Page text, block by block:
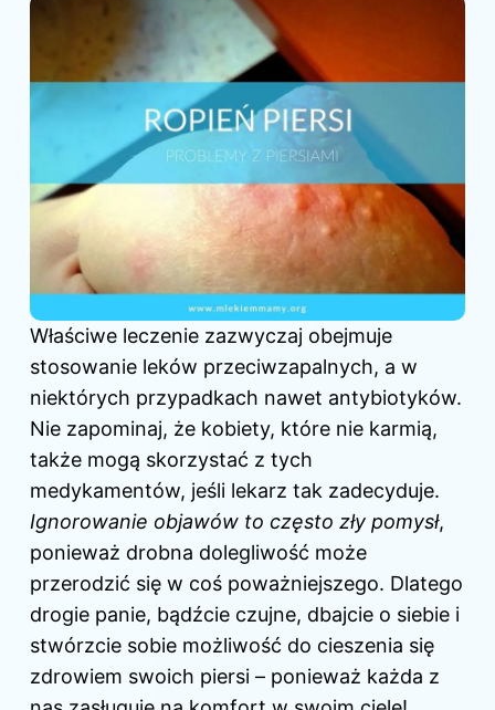
Właściwe leczenie zazwyczaj obejmuje
stosowanie leków przeciwzapalnych, a w
niektórych przypadkach nawet antybiotyków.
Nie zapominaj, że kobiety, które nie karmią,
także mogą skorzystać z tych
medykamentów, jeśli lekarz tak zadecyduje.
Ignorowanie objawów to często zły pomysł,
ponieważ drobna dolegliwość może
przerodzić się w coś poważniejszego. Dlatego
drogie panie, bądźcie czujne, dbajcie o siebie i
stwórzcie sobie możliwość do cieszenia się
zdrowiem swoich piersi – ponieważ każda z